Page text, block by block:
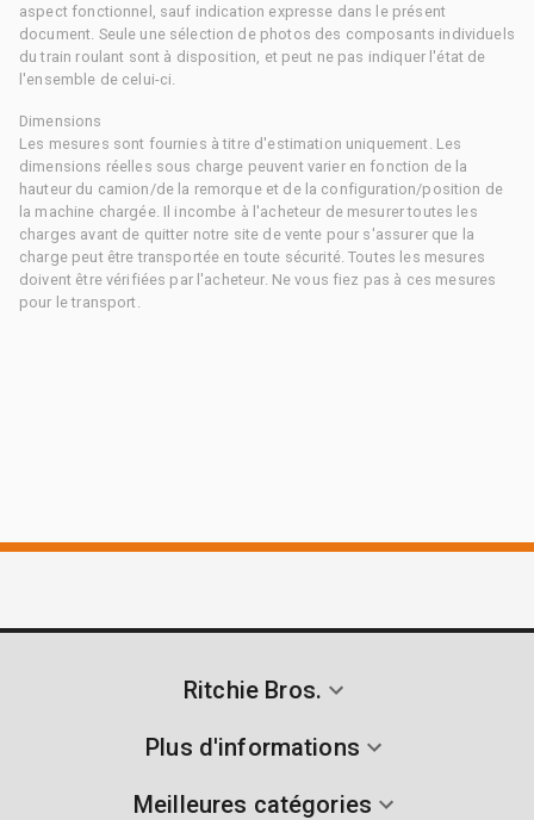
aspect fonctionnel, sauf indication expresse dans le présent
document. Seule une sélection de photos des composants individuels
du train roulant sont à disposition, et peut ne pas indiquer l'état de
l'ensemble de celui-ci.
Dimensions
Les mesures sont fournies à titre d'estimation uniquement. Les
dimensions réelles sous charge peuvent varier en fonction de la
hauteur du camion/de la remorque et de la configuration/position de
la machine chargée. Il incombe à l'acheteur de mesurer toutes les
charges avant de quitter notre site de vente pour s'assurer que la
charge peut être transportée en toute sécurité. Toutes les mesures
doivent être vérifiées par l'acheteur. Ne vous fiez pas à ces mesures
pour le transport.
Ritchie Bros.
Plus d'informations
Meilleures catégories